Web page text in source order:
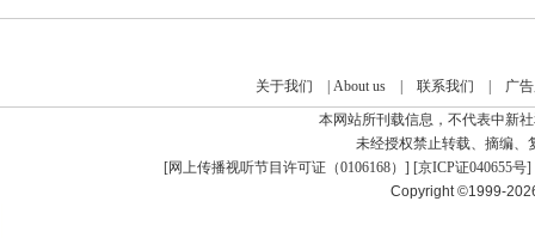
关于我们 About us| 联系我们
广
本网站所刊载信息，不代表中新
未经授权禁止转载、摘编、
[网上传播视听节目许可证（0106168） ] [京ICP证040655号]
Copyright ©1999-